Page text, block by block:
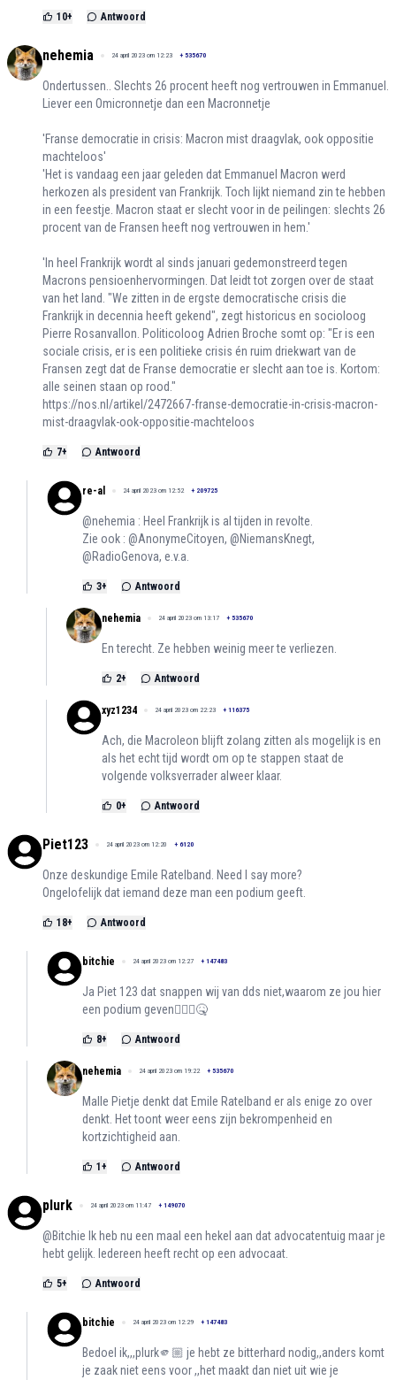
10+ Antwoord
nehemia 24 april 2023 om 12:23 + 535670
Ondertussen.. Slechts 26 procent heeft nog vertrouwen in Emmanuel.
Liever een Omicronnetje dan een Macronnetje
'Franse democratie in crisis: Macron mist draagvlak, ook oppositie
machteloos'
'Het is vandaag een jaar geleden dat Emmanuel Macron werd
herkozen als president van Frankrijk. Toch lijkt niemand zin te hebben
in een feestje. Macron staat er slecht voor in de peilingen: slechts 26
procent van de Fransen heeft nog vertrouwen in hem.'
'In heel Frankrijk wordt al sinds januari gedemonstreerd tegen
Macrons pensioenhervormingen. Dat leidt tot zorgen over de staat
van het land. "We zitten in de ergste democratische crisis die
Frankrijk in decennia heeft gekend", zegt historicus en socioloog
Pierre Rosanvallon. Politicoloog Adrien Broche somt op: "Er is een
sociale crisis, er is een politieke crisis én ruim driekwart van de
Fransen zegt dat de Franse democratie er slecht aan toe is. Kortom:
alle seinen staan op rood."
https://nos.nl/artikel/2472667-franse-democratie-in-crisis-macron-
mist-draagvlak-ook-oppositie-machteloos
7+ Antwoord
re-al 24 april 2023 om 12:52 + 209725
@nehemia : Heel Frankrijk is al tijden in revolte.
Zie ook : @AnonymeCitoyen, @NiemansKnegt,
@RadioGenova, e.v.a.
3+ Antwoord
nehemia 24 april 2023 om 13:17 + 535670
En terecht. Ze hebben weinig meer te verliezen.
2+ Antwoord
xyz1234 24 april 2023 om 22:23 + 116375
Ach, die Macroleon blijft zolang zitten als mogelijk is en
als het echt tijd wordt om op te stappen staat de
volgende volksverrader alweer klaar.
0+ Antwoord
Piet123 24 april 2023 om 12:20 + 6120
Onze deskundige Emile Ratelband. Need I say more?
Ongelofelijk dat iemand deze man een podium geeft.
18+ Antwoord
bitchie 24 april 2023 om 12:27 + 147483
Ja Piet 123 dat snappen wij van dds niet,waarom ze jou hier
een podium geven🤷🏻‍♀️🤒
8+ Antwoord
nehemia 24 april 2023 om 19:22 + 535670
Malle Pietje denkt dat Emile Ratelband er als enige zo over
denkt. Het toont weer eens zijn bekrompenheid en
kortzichtigheid aan.
1 + Antwoord
plurk 24 april 2023 om 11:47 + 149070
@Bitchie Ik heb nu een maal een hekel aan dat advocatentuig maar je
hebt gelijk. Iedereen heeft recht op een advocaat.
5+ Antwoord
bitchie 24 april 2023 om 12:29 + 147483
Bedoel ik,,,plurk🫵🏼 je hebt ze bitterhard nodig,,anders komt
je zaak niet eens voor ,,het maakt dan niet uit wie je